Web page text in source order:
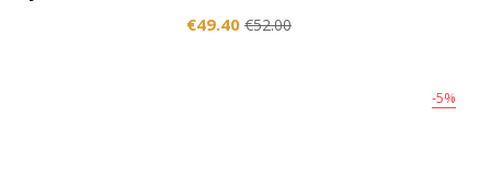
€49.40 €52.00
-5%